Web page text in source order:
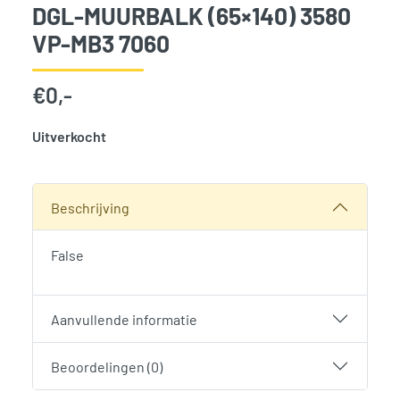
DGL-MUURBALK (65×140) 3580
VP-MB3 7060
€0,-
Uitverkocht
Beschrijving
False
Aanvullende informatie
Beoordelingen (0)